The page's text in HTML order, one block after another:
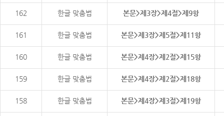
162 한글 맞춤법 본문>제3장>제4절>제9항
161 한글 맞춤법 본문>제3장>제5절>제11항
160 한글 맞춤법 본문>제4장>제2절>제15항
159 한글 맞춤법 본문>제4장>제2절>제18항
158 한글 맞춤법 본문>제4장>제3절>제19항